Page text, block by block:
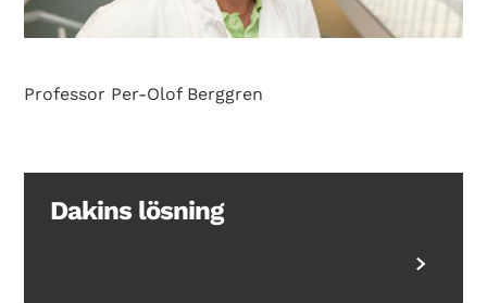
Professor Per-Olof Berggren
Dakins lösning